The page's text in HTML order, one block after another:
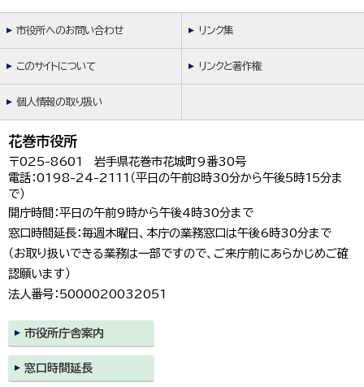
한국어
简体中文
繁體中文
市役所へのお問い合わせ リンク集
このサイトについて リンクと著作権
個人情報の取り扱い
花巻市役所
〒025-8601 岩手県花巻市花城町9番30号
電話：0198-24-2111（平日の午前8時30分から午後5時15分ま
で）
開庁時間：平日の午前9時から午後4時30分まで
窓口時間延長：毎週木曜日、本庁の業務窓口は午後6時30分まで
（お取り扱いできる業務は一部ですので、ご来庁前にあらかじめご確
認願います）
法人番号：5000020032051
市役所庁舎案内
窓口時間延長